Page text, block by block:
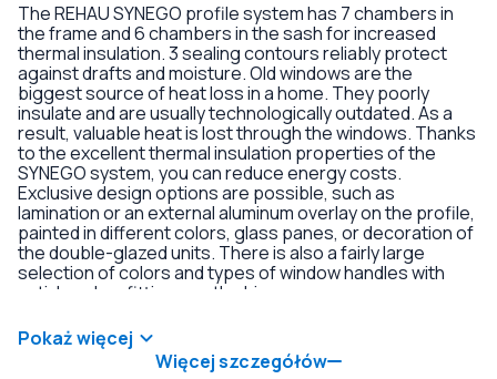
The REHAU SYNEGO profile system has 7 chambers in
the frame and 6 chambers in the sash for increased
thermal insulation. 3 sealing contours reliably protect
against drafts and moisture. Old windows are the
biggest source of heat loss in a home. They poorly
insulate and are usually technologically outdated. As a
result, valuable heat is lost through the windows. Thanks
to the excellent thermal insulation properties of the
SYNEGO system, you can reduce energy costs.
Exclusive design options are possible, such as
lamination or an external aluminum overlay on the profile,
painted in different colors, glass panes, or decoration of
the double-glazed units. There is also a fairly large
selection of colors and types of window handles with
anti-burglary fittings on the hinges.
Pokaż więcej
Więcej szczegółów